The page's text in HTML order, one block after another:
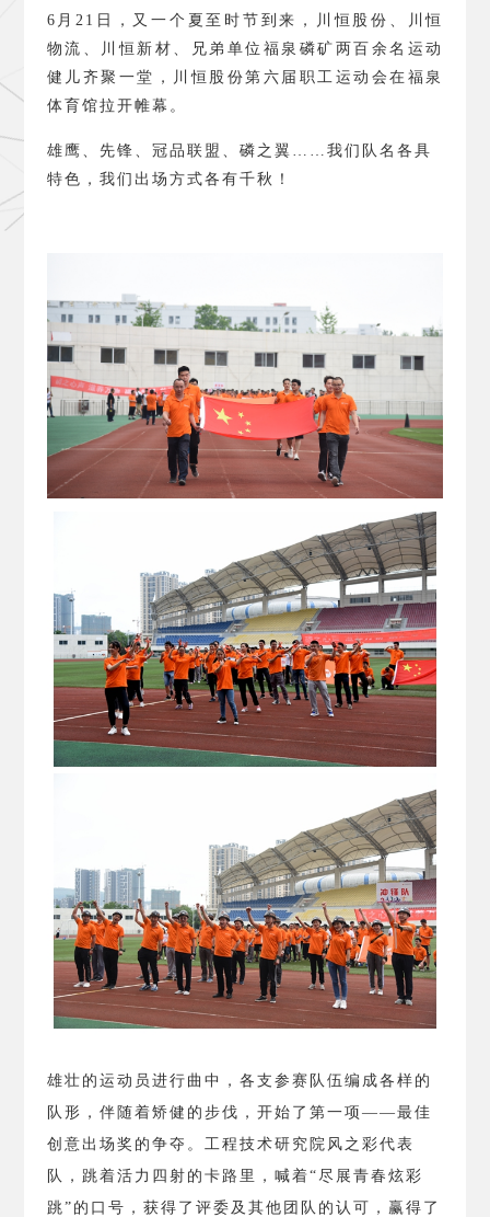
6 月 21 日，又一个夏至时节到来，川恒股份、川恒
物流、川恒新材、兄弟单位福泉磷矿两百余名运动
健儿齐聚一堂，川恒股份第六届职工运动会在福泉
体育馆拉开帷幕。
雄鹰、先锋、冠品联盟、磷之翼……我们队名各具
特色，我们出场方式各有千秋！
雄壮的运动员进行曲中，各支参赛队伍编成各样的
队形，伴随着矫健的步伐，开始了第一项——最佳
创意出场奖的争夺。工程技术研究院风之彩代表
队，跳着活力四射的卡路里，喊着“尽展青春炫彩
跳”的口号，获得了评委及其他团队的认可，赢得了